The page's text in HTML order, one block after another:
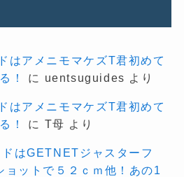
はアメニモマケズT君初めて
！
に uentsuguides より
はアメニモマケズT君初めて
！
に T母 より
はGETNETジャスターフ
ョットで５２ｃｍ他！あの1